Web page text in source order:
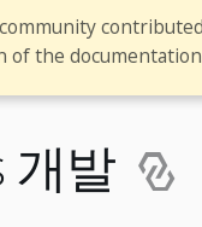
of the
개발